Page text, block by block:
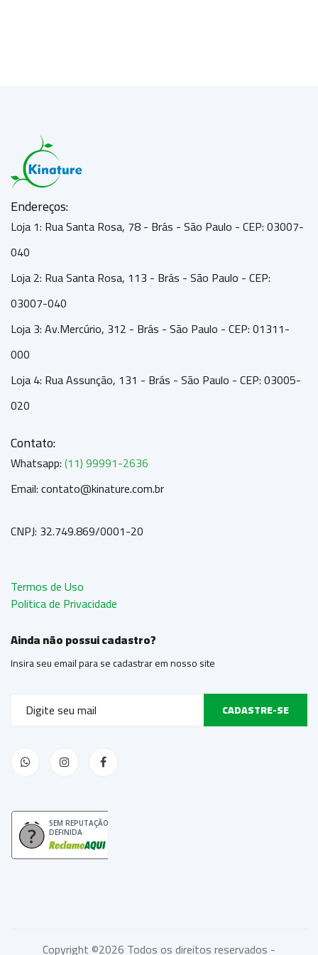
Endereços:
Loja 1: Rua Santa Rosa, 78 - Brás - São Paulo - CEP: 03007-
040
Loja 2: Rua Santa Rosa, 113 - Brás - São Paulo - CEP:
03007-040
Loja 3: Av.Mercúrio, 312 - Brás - São Paulo - CEP: 01311-
000
Loja 4: Rua Assunção, 131 - Brás - São Paulo - CEP: 03005-
020
Contato:
Whatsapp:(11) 99991-2636
Email: contato@kinature.com.br
CNPJ: 32.749.869/0001-20
Termos de Uso
Politica de Privacidade
Ainda não possui cadastro?
Insira seu email para se cadastrar em nosso site
CADASTRE-SE
SEM REPUTAÇÃO
DEFINIDA
Copyright ©2026 Todos os direitos reservados -